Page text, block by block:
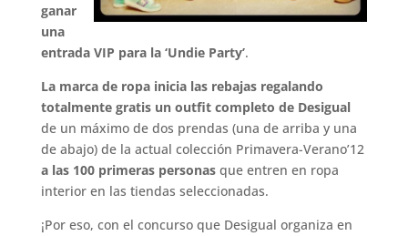
ganar
una
entrada VIP para la ‘Undie Party’.
La marca de ropa inicia las rebajas regalando
totalmente gratis un outfit completo de Desigual
de un máximo de dos prendas (una de arriba y una
de abajo) de la actual colección Primavera-Verano’12
a las 100 primeras personasque entren en ropa
interior en las tiendas seleccionadas.
¡Por eso, con el concurso que Desigual organiza en